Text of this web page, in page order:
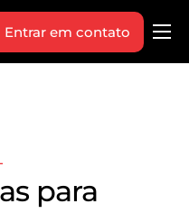
Entrar em contato
para